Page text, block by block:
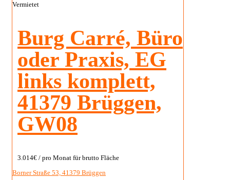
Vermietet
Burg Carré, Büro
oder Praxis, EG
links komplett,
41379 Brüggen,
GW08
3.014€ / pro Monat für brutto Fläche
Borner Straße 53, 41379 Brüggen